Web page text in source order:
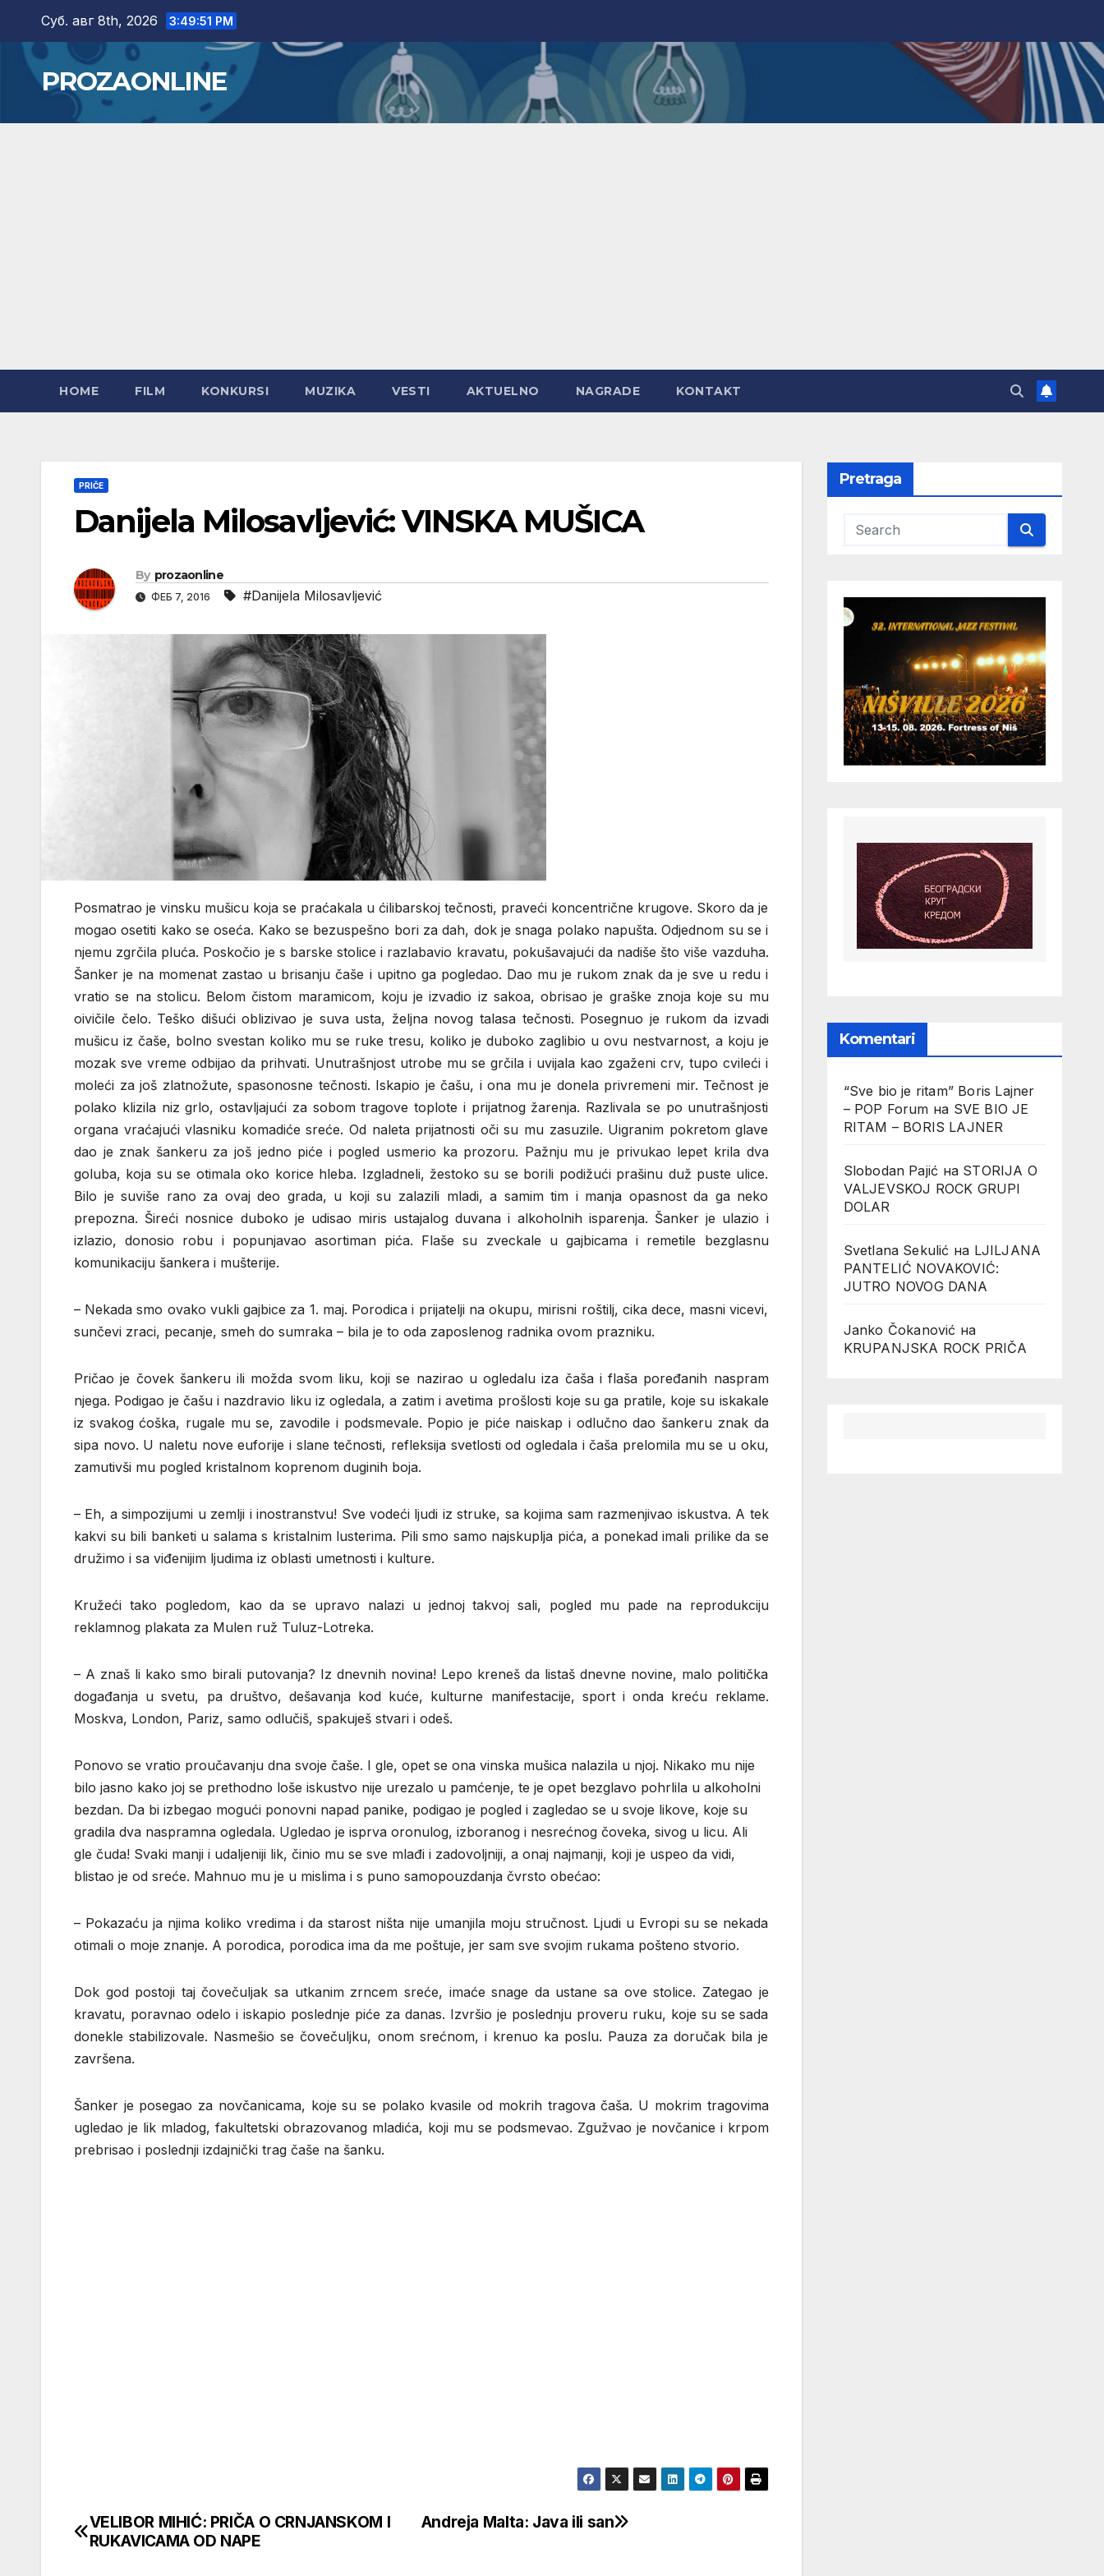
content
Суб. авг 8th, 2026 3:49:52 PM
PROZAONLINE
HOME FILM KONKURSI MUZIKA VESTI AKTUELNO NAGRADE KONTAKT
PRIČE
Danijela Milosavljević: VINSKA MUŠICA
By prozaonline
ФЕБ 7, 2016 #Danijela Milosavljević
Posmatrao je vinsku mušicu koja se praćakala u ćilibarskoj tečnosti, praveći koncentrične krugove. Skoro da je
mogao osetiti kako se oseća. Kako se bezuspešno bori za dah, dok je snaga polako napušta. Odjednom su se i
njemu zgrčila pluća. Poskočio je s barske stolice i razlabavio kravatu, pokušavajući da nadiše što više vazduha.
Šanker je na momenat zastao u brisanju čaše i upitno ga pogledao. Dao mu je rukom znak da je sve u redu i
vratio se na stolicu. Belom čistom maramicom, koju je izvadio iz sakoa, obrisao je graške znoja koje su mu
oivičile čelo. Teško dišući oblizivao je suva usta, željna novog talasa tečnosti. Posegnuo je rukom da izvadi
mušicu iz čaše, bolno svestan koliko mu se ruke tresu, koliko je duboko zaglibio u ovu nestvarnost, a koju je
mozak sve vreme odbijao da prihvati. Unutrašnjost utrobe mu se grčila i uvijala kao zgaženi crv, tupo cvileći i
moleći za još zlatnožute, spasonosne tečnosti. Iskapio je čašu, i ona mu je donela privremeni mir. Tečnost je
polako klizila niz grlo, ostavljajući za sobom tragove toplote i prijatnog žarenja. Razlivala se po unutrašnjosti
organa vraćajući vlasniku komadiće sreće. Od naleta prijatnosti oči su mu zasuzile. Uigranim pokretom glave
dao je znak šankeru za još jedno piće i pogled usmerio ka prozoru. Pažnju mu je privukao lepet krila dva
goluba, koja su se otimala oko korice hleba. Izgladneli, žestoko su se borili podižući prašinu duž puste ulice.
Bilo je suviše rano za ovaj deo grada, u koji su zalazili mladi, a samim tim i manja opasnost da ga neko
prepozna. Šireći nosnice duboko je udisao miris ustajalog duvana i alkoholnih isparenja. Šanker je ulazio i
izlazio, donosio robu i popunjavao asortiman pića. Flaše su zveckale u gajbicama i remetile bezglasnu
komunikaciju šankera i mušterije.
– Nekada smo ovako vukli gajbice za 1. maj. Porodica i prijatelji na okupu, mirisni roštilj, cika dece, masni vicevi,
sunčevi zraci, pecanje, smeh do sumraka – bila je to oda zaposlenog radnika ovom prazniku.
Pričao je čovek šankeru ili možda svom liku, koji se nazirao u ogledalu iza čaša i flaša poređanih naspram
njega. Podigao je čašu i nazdravio liku iz ogledala, a zatim i avetima prošlosti koje su ga pratile, koje su iskakale
iz svakog ćoška, rugale mu se, zavodile i podsmevale. Popio je piće naiskap i odlučno dao šankeru znak da
sipa novo. U naletu nove euforije i slane tečnosti, refleksija svetlosti od ogledala i čaša prelomila mu se u oku,
zamutivši mu pogled kristalnom koprenom duginih boja.
– Eh, a simpozijumi u zemlji i inostranstvu! Sve vodeći ljudi iz struke, sa kojima sam razmenjivao iskustva. A tek
kakvi su bili banketi u salama s kristalnim lusterima. Pili smo samo najskuplja pića, a ponekad imali prilike da se
družimo i sa viđenijim ljudima iz oblasti umetnosti i kulture.
Kružeći tako pogledom, kao da se upravo nalazi u jednoj takvoj sali, pogled mu pade na reprodukciju
reklamnog plakata za Mulen ruž Tuluz-Lotreka.
– A znaš li kako smo birali putovanja? Iz dnevnih novina! Lepo kreneš da listaš dnevne novine, malo politička
događanja u svetu, pa društvo, dešavanja kod kuće, kulturne manifestacije, sport i onda kreću reklame.
Moskva, London, Pariz, samo odlučiš, spakuješ stvari i odeš.
Ponovo se vratio proučavanju dna svoje čaše. I gle, opet se ona vinska mušica nalazila u njoj. Nikako mu nije
bilo jasno kako joj se prethodno loše iskustvo nije urezalo u pamćenje, te je opet bezglavo pohrlila u alkoholni
bezdan. Da bi izbegao mogući ponovni napad panike, podigao je pogled i zagledao se u svoje likove, koje su
gradila dva naspramna ogledala. Ugledao je isprva oronulog, izboranog i nesrećnog čoveka, sivog u licu. Ali
gle čuda! Svaki manji i udaljeniji lik, činio mu se sve mlađi i zadovoljniji, a onaj najmanji, koji je uspeo da vidi,
blistao je od sreće. Mahnuo mu je u mislima i s puno samopouzdanja čvrsto obećao:
– Pokazaću ja njima koliko vredima i da starost ništa nije umanjila moju stručnost. Ljudi u Evropi su se nekada
otimali o moje znanje. A porodica, porodica ima da me poštuje, jer sam sve svojim rukama pošteno stvorio.
Dok god postoji taj čovečuljak sa utkanim zrncem sreće, imaće snage da ustane sa ove stolice. Zategao je
kravatu, poravnao odelo i iskapio poslednje piće za danas. Izvršio je poslednju proveru ruku, koje su se sada
donekle stabilizovale. Nasmešio se čovečuljku, onom srećnom, i krenuo ka poslu. Pauza za doručak bila je
završena.
Šanker je posegao za novčanicama, koje su se polako kvasile od mokrih tragova čaša. U mokrim tragovima
ugledao je lik mladog, fakultetski obrazovanog mladića, koji mu se podsmevao. Zgužvao je novčanice i krpom
prebrisao i poslednji izdajnički trag čaše na šanku.
Кретање
Andreja Malta: Java ili san
VELIBOR MIHIĆ: PRIČA O CRNJANSKOM I
RUKAVICAMA OD NAPE
Pretraga
Komentari
“Sve bio je ritam” Boris Lajner
– POP Forum на SVE BIO JE
RITAM – BORIS LAJNER
Slobodan Pajić на STORIJA O
VALJEVSKOJ ROCK GRUPI
DOLAR
Svetlana Sekulić на LJILJANA
PANTELIĆ NOVAKOVIĆ:
JUTRO NOVOG DANA
Janko Čokanović на
KRUPANJSKA ROCK PRIČA